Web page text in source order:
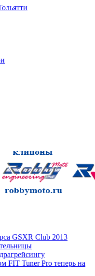
GSXR Club 2013
FIT Tuner Pro теперь на